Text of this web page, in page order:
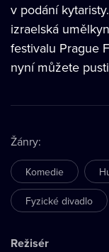
v podání
izraelská
festivalu Prague
nyní můžete
Žánry:
Komedie
Fyzické divadlo
Režisér